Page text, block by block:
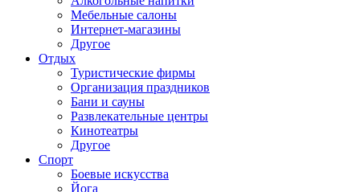
Мебельные салоны
Интернет-магазины
Другое
Отдых
Туристические фирмы
Организация праздников
Бани и сауны
Развлекательные центры
Кинотеатры
Другое
Спорт
Боевые искусства
Йога